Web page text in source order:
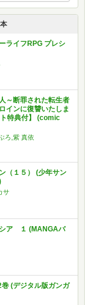
ライフRPG プレシ
～断罪された転生者
インに復讐いたしま
特典付】 (comic
ろ,紫 真依
（１５） (少年サン
サ
ア １ (MANGAバ
(デジタル版ガンガ